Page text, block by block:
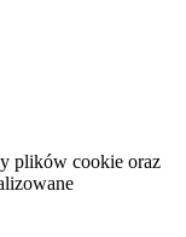
plików cookie oraz